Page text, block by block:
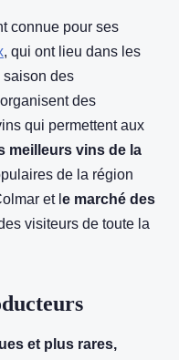
connue pour ses
, qui ont lieu dans les
des
des
qui permettent aux
meilleurs vins de la
de la région
et l e marché des
visiteurs de toute la
et plus rares,